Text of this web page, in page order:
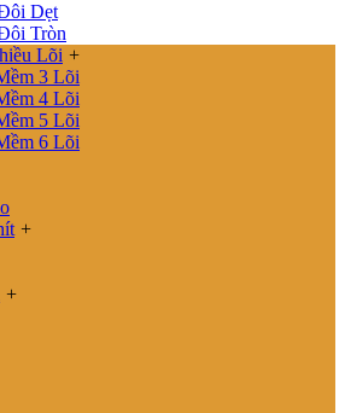
Dẹt
Tròn
Lõi +
3 Lõi
4 Lõi
5 Lõi
6 Lõi
+
+